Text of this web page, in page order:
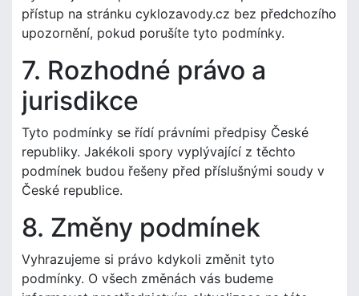
přístup na stránku cyklozavody.cz bez předchozího
upozornění, pokud porušíte tyto podmínky.
7. Rozhodné právo a
jurisdikce
Tyto podmínky se řídí právními předpisy České
republiky. Jakékoli spory vyplývající z těchto
podmínek budou řešeny před příslušnými soudy v
České republice.
8. Změny podmínek
Vyhrazujeme si právo kdykoli změnit tyto
podmínky. O všech změnách vás budeme